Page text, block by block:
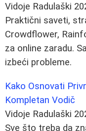
Vidoje Radulaški
Praktični saveti,
Crowdflower,
za online zaradu.
izbeći probleme.
Kako Osnovati
Kompletan Vodič
Vidoje Radulaški
Sve što treba da